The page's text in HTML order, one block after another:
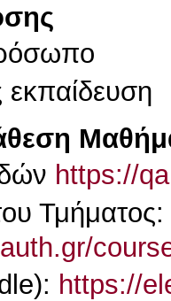
https://
Τμήματος:
https://